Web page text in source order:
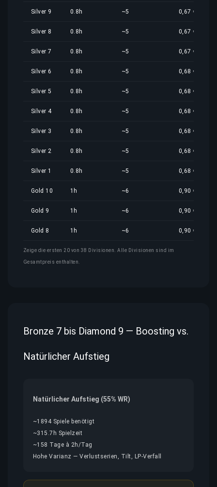
Silver 9 0.8h ~5 0,67 €
Silver 8 0.8h ~5 0,67 €
Silver 7 0.8h ~5 0,67 €
Silver 6 0.8h ~5 0,68 €
Silver 5 0.8h ~5 0,68 €
Silver 4 0.8h ~5 0,68 €
Silver 3 0.8h ~5 0,68 €
Silver 2 0.8h ~5 0,68 €
Silver 1 0.8h ~5 0,68 €
Gold 10 1h ~6 0,90 €
Gold 9 1h ~6 0,90 €
Gold 8 1h ~6 0,90 €
Zeige die ersten 20 von 38 Divisionen. Alle Divisionen sind im
Gesamtpreis enthalten.
Bronze 7 bis Diamond 9 — Boosting vs.
Natürlicher Aufstieg
Natürlicher Aufstieg (55% WR)
~1894 Spiele benötigt
~315.7h Spielzeit
~158 Tage à 2h/Tag
Hohe Varianz — Verlustserien, Tilt, LP-Verfall